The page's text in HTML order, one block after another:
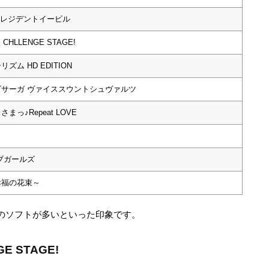
ジデントイービル
STAGE!
ズム HD EDITION
ーガ ヴァイススウントシュヴァルツ
まっ♪Repeat LOVE
ガールズ
の花束～
フトが多いといった印象です。
STAGE!